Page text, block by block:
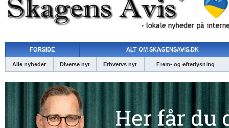
FORSIDE ALT OM SKAGENSAVIS.DK
Alle nyheder Diverse nyt Erhvervs nyt Frem- og efterlysning